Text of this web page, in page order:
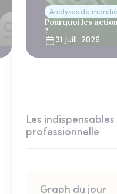
Analyses de
Pourquoi les
?
31 Juill. 2026
Les
professionnelle
Graph du jour